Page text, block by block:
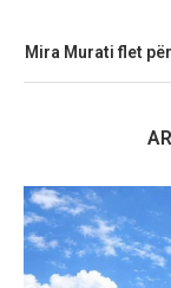
Mira Murati flet